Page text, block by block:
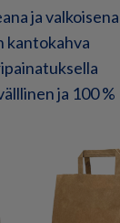
ja valkoisena
kantokahva
ja 100 %